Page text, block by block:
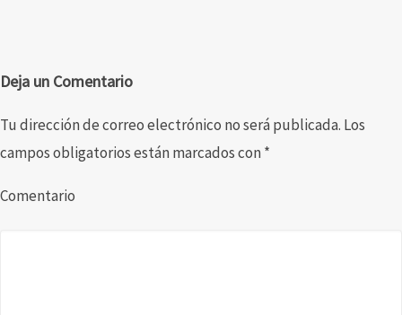
Deja un Comentario
Tu dirección de correo electrónico no será publicada. Los
campos obligatorios están marcados con *
Comentario